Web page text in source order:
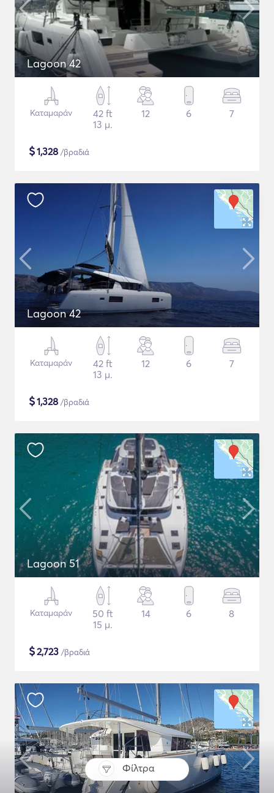
Φίλτρα
Lagoon 42
Καταμαράν
42 ft
13 μ.
12 6 7
$1,328 /βραδιά
Lagoon 42
Καταμαράν
42 ft
13 μ.
12 6 7
$1,328 /βραδιά
Lagoon 51
Καταμαράν
50 ft
15 μ.
14 6 8
$2,723 /βραδιά